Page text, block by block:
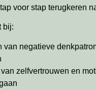
voor stap terugkeren
bij:
van negatieve
zelfvertrouwen en